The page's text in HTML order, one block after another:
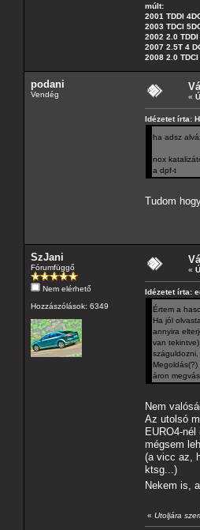
múlt:
2001 TDDI
2003 TDCI
2002 2.0 TDDI
2007 2.5T 4
2008 2.0 TDCI
podani
Vendég «
Idézetet írta:
ha adsz
nox
a dpf-t
Tudom
SzJani
Fórumfüggő
Nem elérhető
Hozzászólások: 6349
«
Idézetet írta:
Értem a
Ha jól
annyira
van
áron
Nem
Az utolsó
EURO4-
mégsem
(a vicc az,
ktsg...)
Nekem is,
« Utoljára